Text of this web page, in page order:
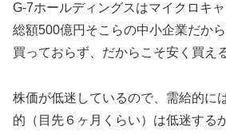
G-7ホールディングスはマイクロキ
総額500億円そこらの中小企業だか
買っておらず、だからこそ安く買え
株価が低迷しているので、需給的に
的（目先６ヶ月くらい）は低迷する